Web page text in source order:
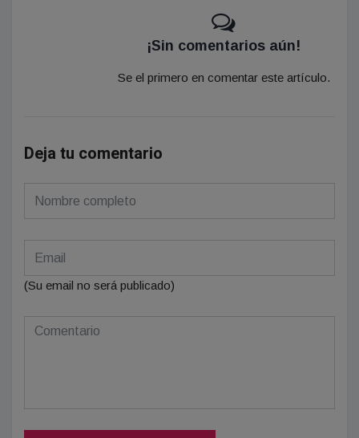
¡Sin comentarios aún!
Se el primero en comentar este artículo.
Deja tu comentario
(Su email no será publicado)